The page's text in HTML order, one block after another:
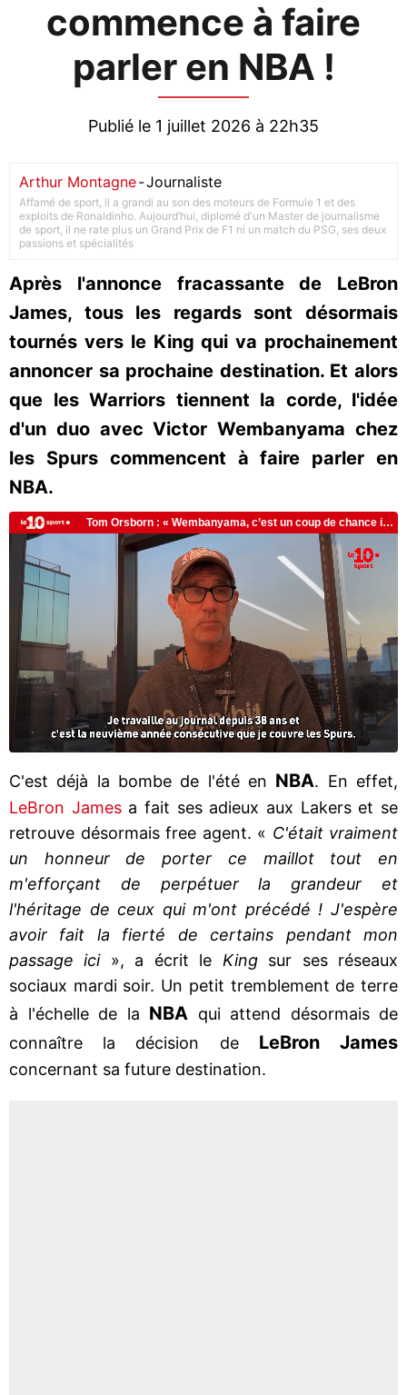
commence à faire
parler en NBA !
Publié le 1 juillet 2026 à 22h35
Arthur Montagne-Journaliste
Affamé de sport, il a grandi au son des moteurs de Formule 1 et des
exploits de Ronaldinho. Aujourd’hui, diplomé d'un Master de journalisme
de sport, il ne rate plus un Grand Prix de F1 ni un match du PSG, ses deux
passions et spécialités
Après l'annonce fracassante de LeBron
James, tous les regards sont désormais
tournés vers le King qui va prochainement
annoncer sa prochaine destination. Et alors
que les Warriors tiennent la corde, l'idée
d'un duo avec Victor Wembanyama chez
les Spurs commencent à faire parler en
NBA.
C'est déjà la bombe de l'été en NBA. En effet,
LeBron Jamesa fait ses adieux aux Lakers et se
retrouve désormais free agent. « C'était vraiment
un honneur de porter ce maillot tout en
m'efforçant de perpétuer la grandeur et
l'héritage de ceux qui m'ont précédé ! J'espère
avoir fait la fierté de certains pendant mon
passage ici», a écrit le King sur ses réseaux
sociaux mardi soir. Un petit tremblement de terre
à l'échelle de la NBA
qui attend désormais de
connaître la décision de LeBron James
concernant sa future destination.